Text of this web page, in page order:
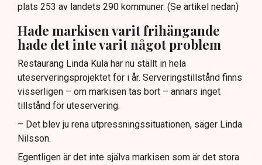
plats 253 av landets 290 kommuner. (Se artikel nedan)
Hade markisen varit frihängande
hade det inte varit något problem
Restaurang Linda Kula har nu ställt in hela
uteserveringsprojektet för i år. Serveringstillstånd finns
visserligen – om markisen tas bort – annars inget
tillstånd för uteservering.
– Det blev ju rena utpressningssituationen, säger Linda
Nilsson.
Egentligen är det inte själva markisen som är det stora